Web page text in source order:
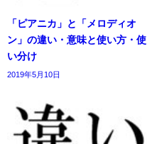
「ピアニカ」と「メロディオ
ン」の違い・意味と使い方・使
い分け
2019年5月10日